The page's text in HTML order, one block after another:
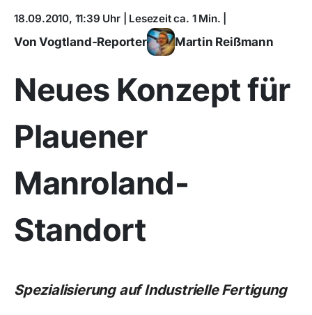
18.09.2010, 11:39 Uhr | Lesezeit ca. 1 Min. |
Von Vogtland-Reporter Martin Reißmann
Neues Konzept für
Plauener
Manroland-
Standort
Spezialisierung auf Industrielle Fertigung